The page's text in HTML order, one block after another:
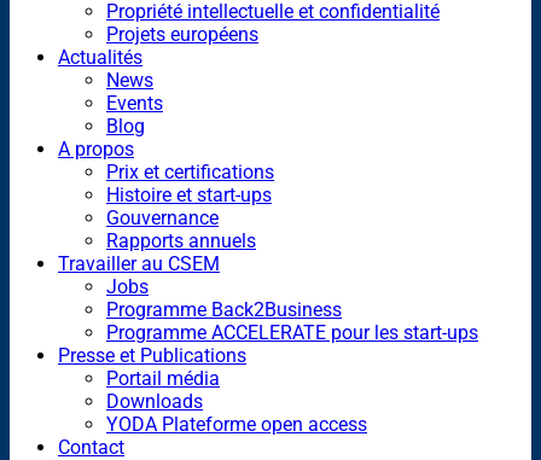
Propriété intellectuelle et confidentialité
Projets européens
Actualités
News
Events
Blog
A propos
Prix et certifications
Histoire et start-ups
Gouvernance
Rapports annuels
Travailler au CSEM
Jobs
Programme Back2Business
Programme ACCELERATE pour les start-ups
Presse et Publications
Portail média
Downloads
YODA Plateforme open access
Contact